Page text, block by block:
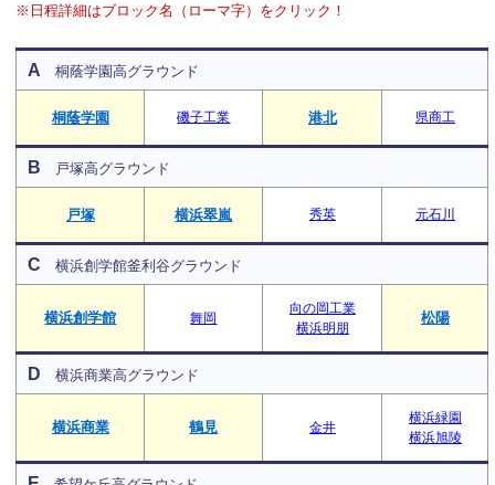
※日程詳細はブロック名（ローマ字）をクリック！
A 桐蔭学園高グラウンド
桐蔭学園 磯子工業 港北 県商工
B 戸塚高グラウンド
戸塚 横浜翠嵐 秀英 元石川
C 横浜創学館釜利谷グラウンド
横浜創学館 舞岡
向の岡工業
横浜明朋
松陽
D 横浜商業高グラウンド
横浜商業 鶴見 金井
横浜緑園
横浜旭陵